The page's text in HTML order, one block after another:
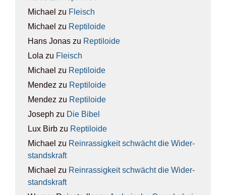
Michael zu Fleisch
Michael zu Rep­ti­lo­ide
Hans Jonas zu Rep­ti­lo­ide
Lola zu Fleisch
Michael zu Rep­ti­lo­ide
Mendez zu Rep­ti­lo­ide
Mendez zu Rep­ti­lo­ide
Joseph zu Die Bibel
Lux Birb zu Rep­ti­lo­ide
Michael zu Rein­ras­sig­keit schwächt die Wider­
stands­kraft
Michael zu Rein­ras­sig­keit schwächt die Wider­
stands­kraft